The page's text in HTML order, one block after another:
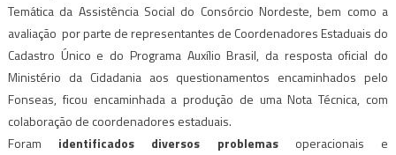
Temática da Assistência Social do Consórcio Nordeste, bem como a
avaliação por parte de representantes de Coordenadores Estaduais do
Cadastro Único e do Programa Auxílio Brasil, da resposta oficial do
Ministério da Cidadania aos questionamentos encaminhados pelo
Fonseas, ficou encaminhada a produção de uma Nota Técnica, com
colaboração de coordenadores estaduais.
Foram identificados diversos problemasoperacionais e